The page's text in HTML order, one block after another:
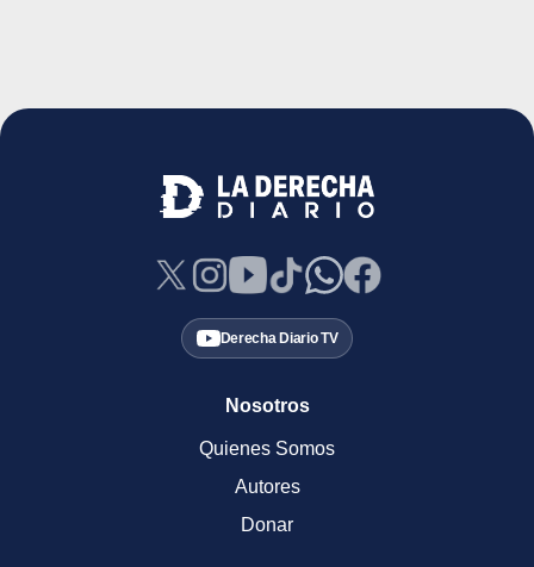
Derecha Diario TV
Nosotros
Quienes Somos
Autores
Donar